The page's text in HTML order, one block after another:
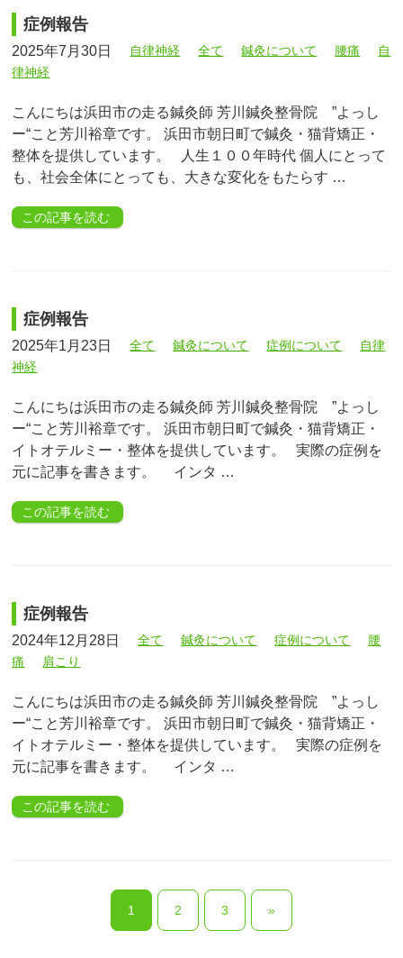
症例報告
2025年7月30日 自律神経 全て 鍼灸について 腰痛
自
律神経
こんにちは浜田市の走る鍼灸師 芳川鍼灸整骨院 ”よっし
ー“こと芳川裕章です。 浜田市朝日町で鍼灸・猫背矯正・
整体を提供しています。 人生１００年時代 個人にとって
も、社会全体にとっても、大きな変化をもたらす …
この記事を読む
症例報告
2025年1月23日 全て 鍼灸について 症例について
自律
神経
こんにちは浜田市の走る鍼灸師 芳川鍼灸整骨院 ”よっし
ー“こと芳川裕章です。 浜田市朝日町で鍼灸・猫背矯正・
イトオテルミー・整体を提供しています。 実際の症例を
元に記事を書きます。 インタ …
この記事を読む
症例報告
2024年12月28日 全て 鍼灸について 症例について
腰
痛
肩こり
こんにちは浜田市の走る鍼灸師 芳川鍼灸整骨院 ”よっし
ー“こと芳川裕章です。 浜田市朝日町で鍼灸・猫背矯正・
イトオテルミー・整体を提供しています。 実際の症例を
元に記事を書きます。 インタ …
この記事を読む
1 2 3 »